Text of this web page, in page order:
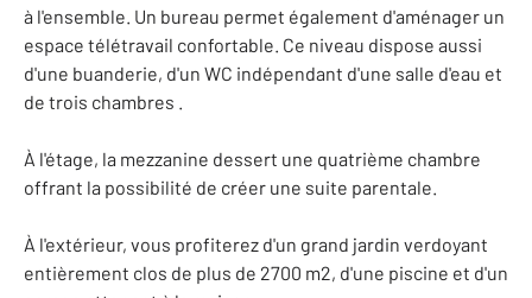
à l'ensemble. Un bureau permet également d'aménager un
espace télétravail confortable. Ce niveau dispose aussi
d'une buanderie, d'un WC indépendant d'une salle d'eau et
de trois chambres .
À l'étage, la mezzanine dessert une quatrième chambre
offrant la possibilité de créer une suite parentale.
À l'extérieur, vous profiterez d'un grand jardin verdoyant
entièrement clos de plus de 2700 m2, d'une piscine et d'un